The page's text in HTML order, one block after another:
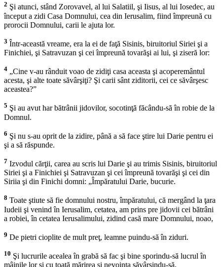
2 Şi atunci, stând Zorovavel, al lui Salatiil, şi Iisus, al lui Iosedec, au
început a zidi Casa Domnului, cea din Ierusalim, fiind împreună cu
prorocii Domnului, carii le ajuta lor.
3 Într-această vreame, era la ei de faţă Sisinis, biruitoriul Siriei şi a
Finichiei, şi Satravuzan şi cei împreună tovarăşi ai lui, şi ziseră lor:
4 „Cine v-au rânduit voao de zidiţi casa aceasta şi acoperemântul
acesta, şi alte toate săvârşiţi? Şi carii sânt ziditorii, cei ce săvârşesc
aceastea?”
5 Şi au avut har bătrânii jidovilor, socotinţă făcându-să în robie de la
Domnul.
6 Şi nu s-au oprit de la zidire, până a să face ştire lui Darie pentru ei
şi a să răspunde.
7 Izvodul cărţii, carea au scris lui Darie şi au trimis Sisinis, biruitoriul
Siriei şi a Finichiei şi Satravuzan şi cei împreună tovarăşi şi cei din
Siriia şi din Finichi domni: „Împăratului Darie, bucurie.
8 Toate ştiute să fie domnului nostru, împăratului, că mergând la ţara
Iudeii şi venind în Ierusalim, cetatea, am prins pre jidovii cei bătrâni
a robiei, în cetatea Ierusalimului, zidind casă mare Domnului, noao,
9 De pietri cioplite de mult preţ, leamne puindu-să în ziduri.
10 Şi lucrurile acealea în grabă să fac şi bine sporindu-să lucrul în
mâinile lor şi cu toată mărirea şi nevoinţa săvârşindu-să.